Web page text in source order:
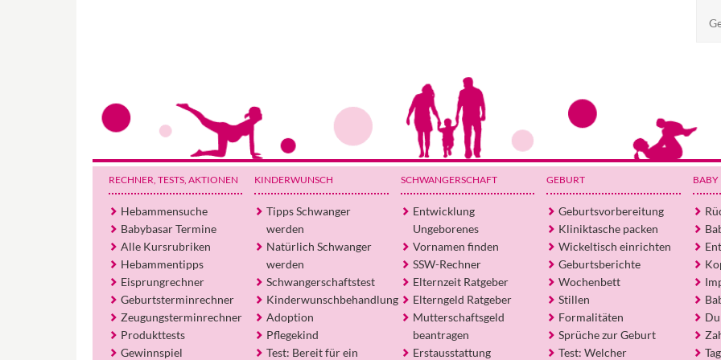
RECHNER, TESTS, AKTIONEN
Hebammensuche
Babybasar Termine
Alle Kursrubriken
Hebammentipps
Eisprungrechner
Geburtsterminrechner
Zeugungsterminrechner
Produkttests
Gewinnspiel
KINDERWUNSCH
Tipps Schwanger
werden
Natürlich Schwanger
werden
Schwangerschaftstest
Kinderwunschbehandlung
Adoption
Pflegekind
Test: Bereit für ein
SCHWANGERSCHAFT
Entwicklung
Ungeborenes
Vornamen finden
SSW-Rechner
Elternzeit Ratgeber
Elterngeld Ratgeber
Mutterschaftsgeld
beantragen
Erstausstattung
GEBURT
Geburtsvorbereitung
Kliniktasche packen
Wickeltisch einrichten
Geburtsberichte
Wochenbett
Stillen
Formalitäten
Sprüche zur Geburt
Test: Welcher
BABY